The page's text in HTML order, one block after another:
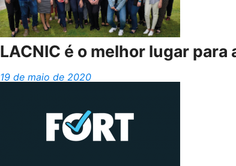
LACNIC é o melhor lugar
19 de maio de 2020